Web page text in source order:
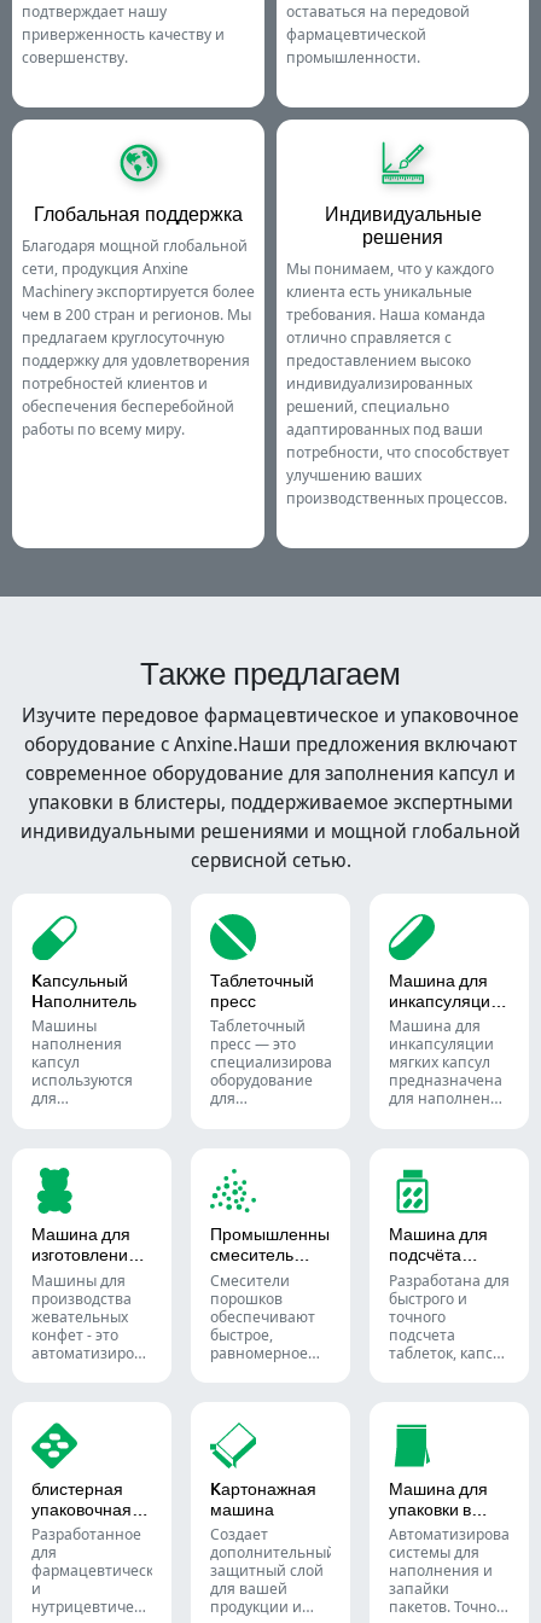
подтверждает нашу
приверженность качеству и
совершенству.
оставаться на передовой
фармацевтической
промышленности.
Глобальная поддержка
Благодаря мощной глобальной
сети, продукция Anxine
Machinery экспортируется более
чем в 200 стран и регионов. Мы
предлагаем круглосуточную
поддержку для удовлетворения
потребностей клиентов и
обеспечения бесперебойной
работы по всему миру.
Индивидуальные
решения
Мы понимаем, что у каждого
клиента есть уникальные
требования. Наша команда
отлично справляется с
предоставлением высоко
индивидуализированных
решений, специально
адаптированных под ваши
потребности, что способствует
улучшению ваших
производственных процессов.
Также предлагаем
Изучите передовое фармацевтическое и упаковочное
оборудование с Anxine.Наши предложения включают
современное оборудование для заполнения капсул и
упаковки в блистеры, поддерживаемое экспертными
индивидуальными решениями и мощной глобальной
сервисной сетью.
Kапсульный
Hаполнитель
Машины
наполнения
капсул
используются
для
точными
количествами
порошков,
гранул, пеллет
или жидкости в
фармацевтическом
и добавочном
производстве.
Таблеточный
пресс
Таблеточный
пресс — это
специализированное
оборудование
для
Машина для
инкапсуляции
мягких капсул
Машина для
инкапсуляции
мягких капсул
предназначена
для наполнения
полужидких
материалов в
мягкие
желатиновые
капсулы.
Машина для
изготовления
жевательных
конфет
Машины для
производства
жевательных
конфет - это
автоматизированные
производства
жевательных
конфет и
биодобавок для
кондитерской и
фармацевтической
промышленности.
Промышленный
смеситель
порошков
Смесители
порошков
обеспечивают
быстрое,
равномерное
партиях и
широко
используются в
фармацевтической,
пищевой и
химической
промышленности.
Машина для
подсчёта
таблеток
Разработана для
быстрого и
точного
подсчета
таблеток, капсул
процесс
фармацевтической
продукции с
помощью
разнообразных
решений для
подсчета
твердых
лекарственных
форм.
блистерная
упаковочная
машина
Разработанное
для
фармацевтического
и
нутрицевтического
Kартонажная
машина
Создает
дополнительный
защитный слой
для вашей
продукции и
Машина для
упаковки в
пакеты
системы для
наполнения и
запайки
пакетов. Точное